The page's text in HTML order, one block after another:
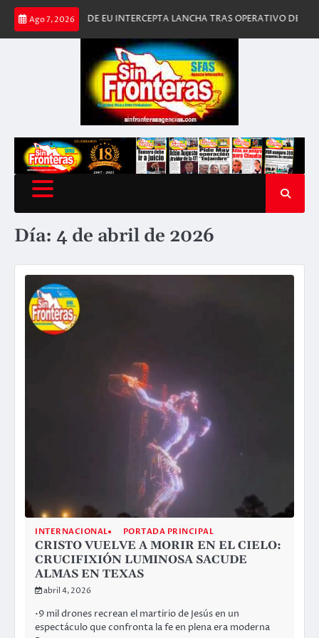
Saltar
contenido
Ago 7, 2026
DE EU INTERCEPTA LANCHA TRAS OPERATIVO DE ALTO RIESGO
Día: 4 de abril de 2026
INTERNACIONAL PORTADA PRINCIPAL
CRISTO VUELVE A MORIR EN EL CIELO:
CRUCIFIXIÓN LUMINOSA SACUDE
ALMAS EN TEXAS
abril 4, 2026
•9 mil drones recrean el martirio de Jesús en un
espectáculo que confronta la fe en plena era moderna